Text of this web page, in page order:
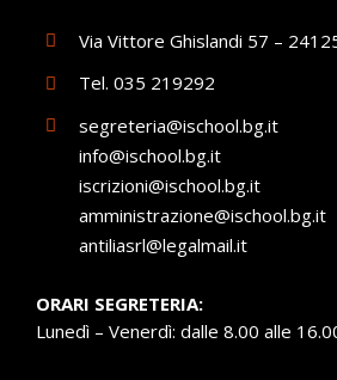
Via Vittore Ghislandi 57 –
Tel. 035 219292
segreteria@ischool.bg.it
info@ischool.bg.it
iscrizioni@ischool.bg.it
amministrazione@ischool.bg.it
antiliasrl@legalmail.it
ORARI SEGRETERIA:
Lunedì – Venerdì: dalle 8.00 alle